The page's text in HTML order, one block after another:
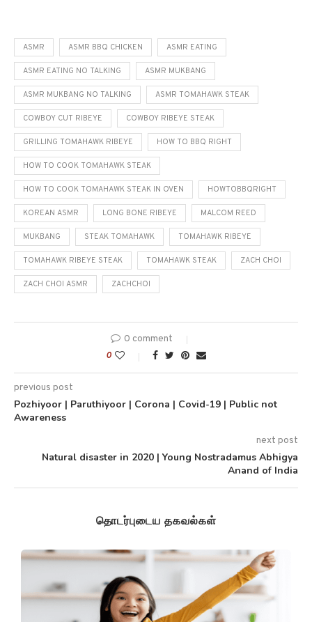
ASMR ASMR BBQ CHICKEN ASMR EATING
ASMR EATING NO TALKING ASMR MUKBANG
ASMR MUKBANG NO TALKING ASMR TOMAHAWK STEAK
COWBOY CUT RIBEYE COWBOY RIBEYE STEAK
GRILLING TOMAHAWK RIBEYE HOW TO BBQ RIGHT
HOW TO COOK TOMAHAWK STEAK
HOW TO COOK TOMAHAWK STEAK IN OVEN HOWTOBBQRIGHT
KOREAN ASMR LONG BONE RIBEYE MALCOM REED
MUKBANG STEAK TOMAHAWK TOMAHAWK RIBEYE
TOMAHAWK RIBEYE STEAK TOMAHAWK STEAK ZACH CHOI
ZACH CHOI ASMR ZACHCHOI
0 comment
0
previous post
Pozhiyoor | Paruthiyoor | Corona | Covid-19 | Public not
Awareness
next post
Natural disaster in 2020 | Young Nostradamus Abhigya
Anand of India
தொடர்புடைய தகவல்கள்